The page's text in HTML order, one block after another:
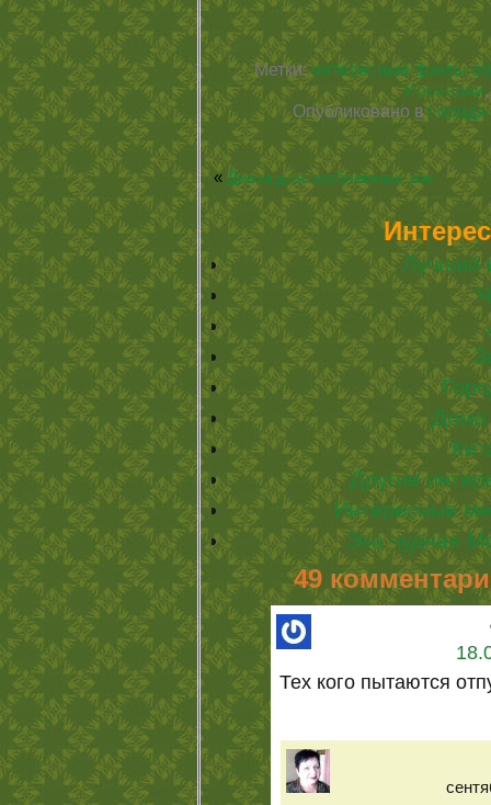
Метки:интересные факты
Ирландии
Опубликовано в
« Диета для проблемных зон
Лучший
Дома
Другие
Интересные
Эта чудная
49
Тех кого пытаются